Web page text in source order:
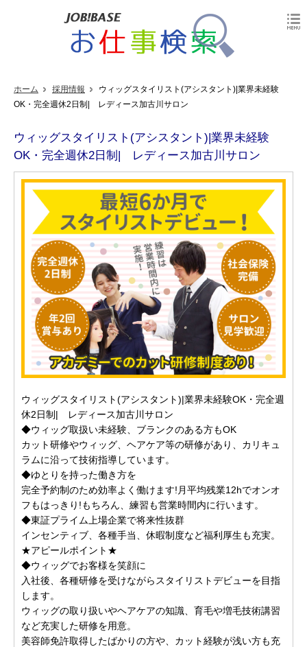
ホーム 採用情報
ウィッグスタイリスト(アシスタント)|業界未経験
OK・完全週休2日制| レディース加古川サロン
ウィッグスタイリスト(アシスタント)|業界未経験
OK・完全週休2日制| レディース加古川サロン
ウィッグスタイリスト(アシスタント)|業界未経験OK・完全週
休2日制| レディース加古川サロン
◆ウィッグ取扱い未経験、ブランクのある方もOK
カット研修やウィッグ、ヘアケア等の研修があり、カリキュ
ラムに沿って技術指導しています。
◆ゆとりを持った働き方を
完全予約制のため効率よく働けます!月平均残業12hでオンオ
フもはっきり!もちろん、練習も営業時間内に行います。
◆東証プライム上場企業で将来性抜群
インセンティブ、各種手当、休暇制度など福利厚生も充実。
★アピールポイント★
◆ウィッグでお客様を笑顔に
入社後、各種研修を受けながらスタイリストデビューを目指
します。
ウィッグの取り扱いやヘアケアの知識、育毛や増毛技術講習
など充実した研修を用意。
美容師免許取得したばかりの方や、カット経験が浅い方も充